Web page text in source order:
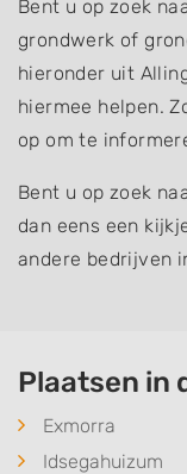
Bent u op zoek
grondwerk of
hieronder uit
hiermee helpen.
op om te
Bent u op zoek
dan eens een
andere bedrijven
Plaatsen in
Exmorra
Idsegahuizum